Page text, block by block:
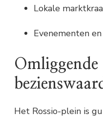
Lokale
Evenementen
Omliggende
Het Rossio-plein is